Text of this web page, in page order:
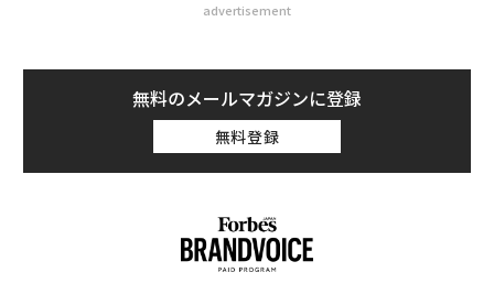
advertisement
無料のメールマガジンに登録
無料登録